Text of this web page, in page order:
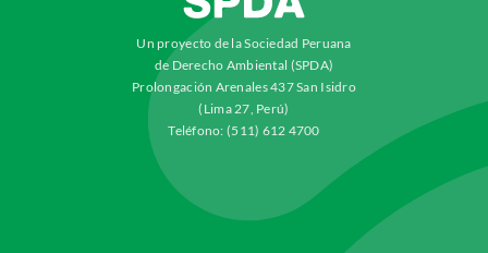
Un proyecto de la Sociedad Peruana
de Derecho Ambiental (SPDA)
Prolongación Arenales 437 San Isidro
(Lima 27, Perú)
Teléfono: (511) 612 4700